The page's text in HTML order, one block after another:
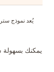
يُعد نموذج
يمكنك